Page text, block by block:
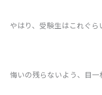
やはり、受験生はこれぐら
悔いの残らないよう、目一